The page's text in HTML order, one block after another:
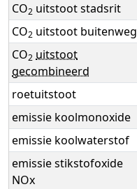
CO2 uitstoot stadsrit
CO2 uitstoot buitenweg
CO2 uitstoot
gecombineerd
roetuitstoot
emissie koolmonoxide
emissie koolwaterstof
emissie stikstofoxide
NOx